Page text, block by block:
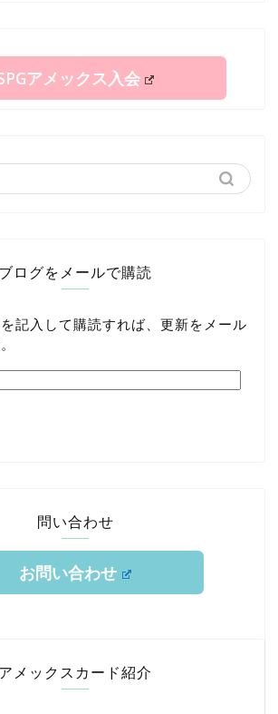
アメックス入会
ブログをメールで購読
記入して購読すれば、更新をメール
問い合わせ
お問い合わせ
アメックスカード紹介
ホーム